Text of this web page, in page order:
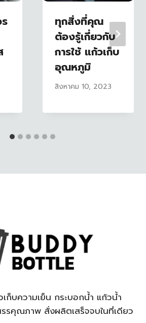
ทุกสิ่งที่คุณ
ต้องรู้เกี่ยวกับ
การใช้ แก้วเก็บ
อุณหภูมิ
สิงหาคม 10, 2023
ก็บความเย็น กระบอกน้ำ แก้วน้ำ
รคุณภาพ สั่งผลิตเสร็จจบในที่เดียว